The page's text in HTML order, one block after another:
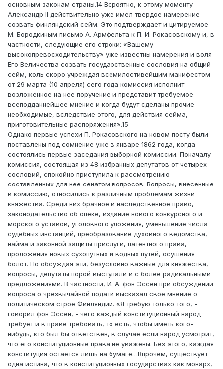
основным законам страны.14 Вероятно, к этому моменту
Александр II действительно уже имел твердое намерение
созвать финляндский сейм. Это подтверждает и цитируемое
М. Бородкиным письмо А. Армфельта к П. И. Рокасовскому и, в
частности, следующие его строки: «Вашему
высокопревосходительству» уже известны намерения и воля
Его Величества созвать государственные сословия на общий
сейм, коль скоро учреждая всемилостивейшим манифестом
от 29 марта (10 апреля) сего года комиссия исполнит
возложенное на нее поручение и представит требуемое
всеподданнейшее мнение и когда будут сделаны прочие
необходимые, вследствие этого, для действия сейма,
приготовительные распоряжения».15
Однако первые успехи П. Рокасовского на новом посту были
поставлены под сомнение уже в январе 1862 года, когда
состоялись первые заседания выборной комиссии. Поначалу
комиссия, состоящая из 48 избранных депутатов от четырех
сословий, спокойно приступила к рассмотрению
составленных для нее сенатом вопросов. Вопросы, внесенные
в комиссию, относились к различным проблемам жизни
княжества. Среди них брачное и наследственное право,
законодательство об опеке, издание нового конкурсного и
морского уставов, уголовного уложения, уменьшение числа
судебных инстанций, преобразование духовного ведомства,
найма и законной защиты прислуги, патентного права,
проложения новых сухопутных и водных путей, осушения
болот. Но обсуждая эти, безусловно важные для княжества,
вопросы, депутаты порой выступали и с более радикальными
предложениями. В частности, И. А. фон Эссен при обсуждении
вопроса о чрезвычайной подати высказал свое мнение о
политическом строе Финляндии. «Я требую только того, -
говорил фон Эссен, - чего каждый конституционный народ
требует и в праве требовать, то есть, чтобы иметь кого-
нибудь, кто был бы ответствен, в случае если народ усмотрит,
что его конституционные права не уважены. Без этого, каждая
конституция остается лишь на бумаге…Впрочем, существует
одна истина, что в конституционных государствах как монарх,